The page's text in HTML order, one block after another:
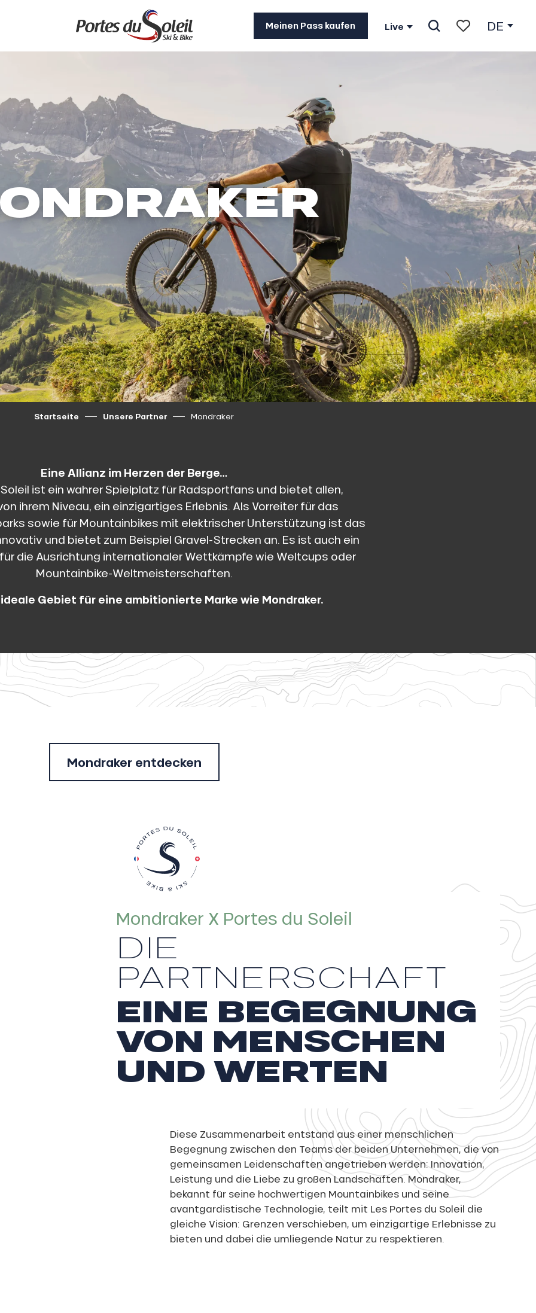
Meinen Pass kaufen Live DE
Startseite Unsere Partner Mondraker
Eine Allianz im Herzen der Berge…
ist ein wahrer Spielplatz für Radsportfans und bietet allen,
ihrem Niveau, ein einzigartiges Erlebnis. Als Vorreiter für das
sowie für Mountainbikes mit elektrischer Unterstützung ist das
und bietet zum Beispiel Gravel-Strecken an. Es ist auch ein
die Ausrichtung internationaler Wettkämpfe wie Weltcups oder
Mountainbike-Weltmeisterschaften.
Gebiet für eine ambitionierte Marke wie Mondraker.
Mondraker entdecken
Mondraker X Portes du Soleil
DIE
PARTNERSCHAFT
EINE BEGEGNUNG
VON MENSCHEN
UND WERTEN
Diese Zusammenarbeit entstand aus einer menschlichen
Begegnung zwischen den Teams der beiden Unternehmen, die von
gemeinsamen Leidenschaften angetrieben werden: Innovation,
Leistung und die Liebe zu großen Landschaften. Mondraker,
bekannt für seine hochwertigen Mountainbikes und seine
avantgardistische Technologie, teilt mit Les Portes du Soleil die
gleiche Vision: Grenzen verschieben, um einzigartige Erlebnisse zu
bieten und dabei die umliegende Natur zu respektieren.